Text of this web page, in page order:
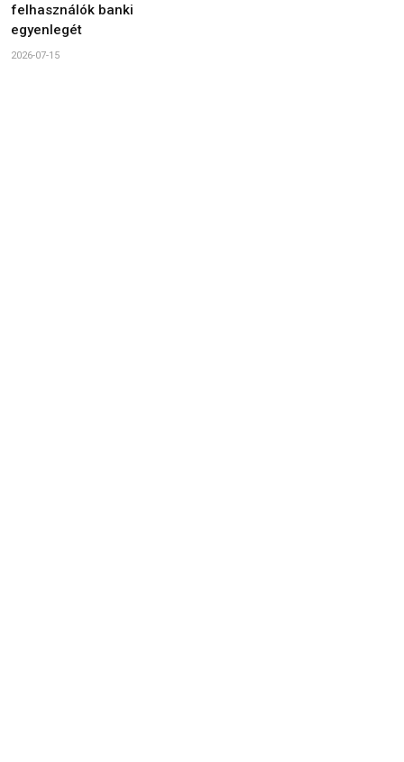
felhasználók banki
egyenlegét
2026-07-15